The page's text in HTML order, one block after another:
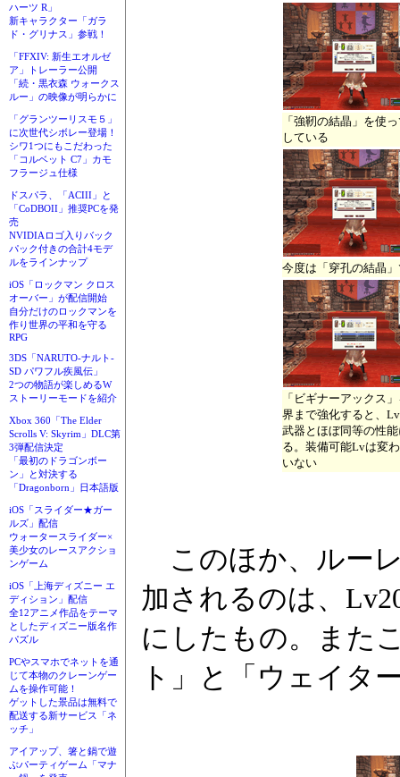
ハーツ R」
新キャラクター「ガラ
ド・グリナス」参戦！
「FFXIV: 新生エオルゼ
ア」トレーラー公開
「続・黒衣森 ウォークス
ルー」の映像が明らかに
「グランツーリスモ５」
に次世代シボレー登場！
シワ1つにもこだわった
「コルベット C7」カモ
フラージュ仕様
ドスパラ、「ACIII」と
「CoDBOII」推奨PCを発
売
NVIDIAロゴ入りバック
パック付きの合計4モデ
ルをラインナップ
iOS「ロックマン クロス
オーバー」が配信開始
自分だけのロックマンを
作り世界の平和を守る
RPG
3DS「NARUTO-ナルト-
SD パワフル疾風伝」
2つの物語が楽しめるW
ストーリーモードを紹介
Xbox 360「The Elder
Scrolls V: Skyrim」DLC第
3弾配信決定
「最初のドラゴンボー
ン」と対決する
「Dragonborn」日本語版
iOS「スライダー★ガー
ルズ」配信
ウォータースライダー×
美少女のレースアクショ
ンゲーム
iOS「上海ディズニー エ
ディション」配信
全12アニメ作品をテーマ
としたディズニー版名作
パズル
PCやスマホでネットを通
じて本物のクレーンゲー
ムを操作可能！
ゲットした景品は無料で
配送する新サービス「ネ
ッチ」
アイアップ、箸と鍋で遊
ぶパーティゲーム「マナ
「強靭の結晶」を使
している
今度は「穿孔の結晶
「ビギナーアックス
界まで強化すると、
武器とほぼ同等の性
る。装備可能Lvは変
いない
このほか、ルー
加されるのは、
にしたもの。また
ト」と「ウェイタ